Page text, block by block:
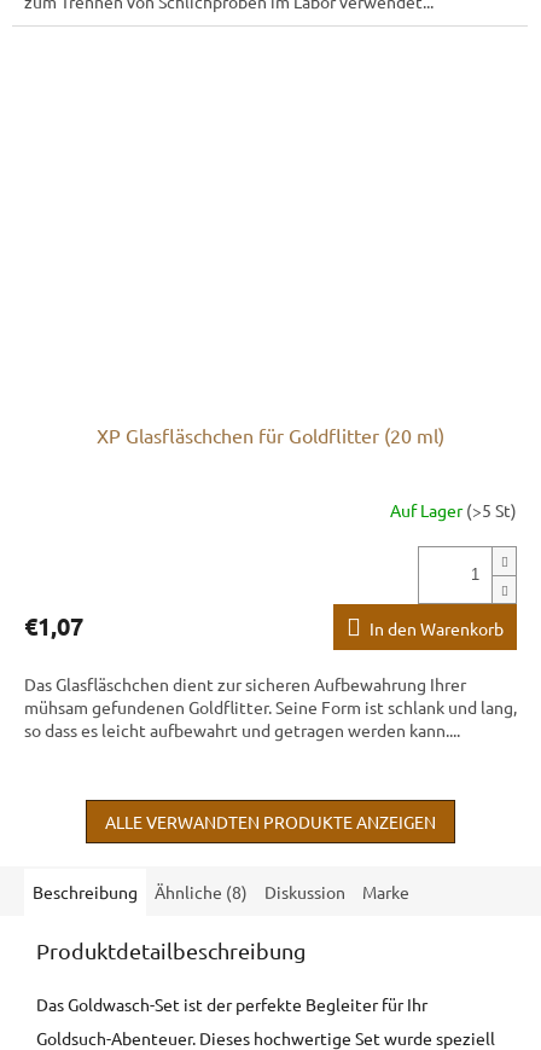
XP Glasfläschchen für Goldflitter (20 ml)
Auf Lager(>5 St)
€1,07 In den Warenkorb
Das Glasfläschchen dient zur sicheren Aufbewahrung Ihrer
mühsam gefundenen Goldflitter. Seine Form ist schlank und lang,
so dass es leicht aufbewahrt und getragen werden kann....
ALLE VERWANDTEN PRODUKTE ANZEIGEN
Beschreibung Ähnliche (8) Diskussion Marke
Produktdetailbeschreibung
Das Goldwasch-Set ist der perfekte Begleiter für Ihr
Goldsuch-Abenteuer. Dieses hochwertige Set wurde speziell